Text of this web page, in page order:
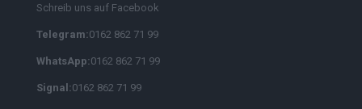
Schreib uns auf Facebook
Telegram:0162 862 71 99
WhatsApp:0162 862 71 99
Signal:0162 862 71 99